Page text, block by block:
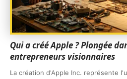
Qui a créé Apple ? Plongée
entrepreneurs visionnaires
La création d'Apple Inc. représente